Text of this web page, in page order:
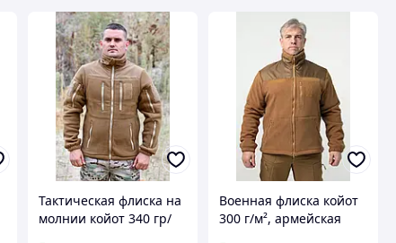
Тактическая флиска на
молнии койот 340 гр/
Военная флиска койот
300 г/м², армейская